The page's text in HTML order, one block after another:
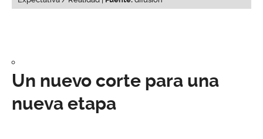
Un nuevo corte para una
nueva etapa